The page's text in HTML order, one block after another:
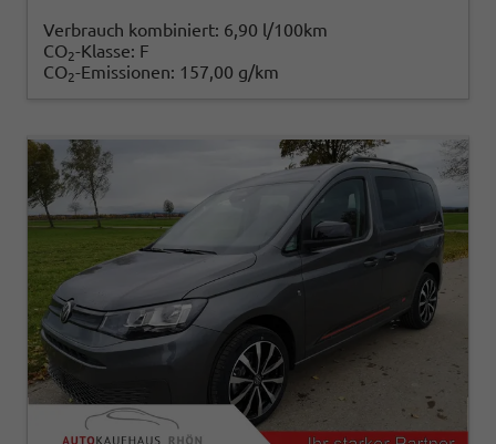
Verbrauch kombiniert: 6,90 l/100km
CO2-Klasse: F
CO2-Emissionen: 157,00 g/km